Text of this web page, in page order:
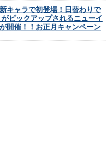
キャラで初登場！日替わりで
ピックアップされるニューイ
開催！！お正月キャンペーン